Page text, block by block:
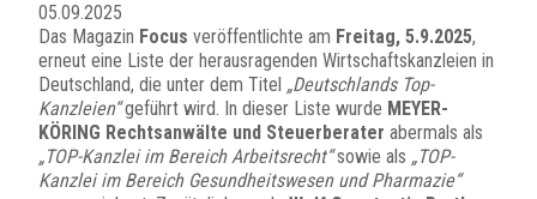
05.09.2025
Das Magazin Focus veröffentlichte am Freitag, 5.9.2025,
erneut eine Liste der herausragenden Wirtschaftskanzleien in
Deutschland, die unter dem Titel „Deutschlands Top-
Kanzleien“geführt wird. In dieser Liste wurde MEYER-
KÖRING Rechtsanwälte und Steuerberater abermals als
„TOP-Kanzlei im Bereich Arbeitsrecht“sowie als „TOP-
Kanzlei im Bereich Gesundheitswesen und Pharmazie“